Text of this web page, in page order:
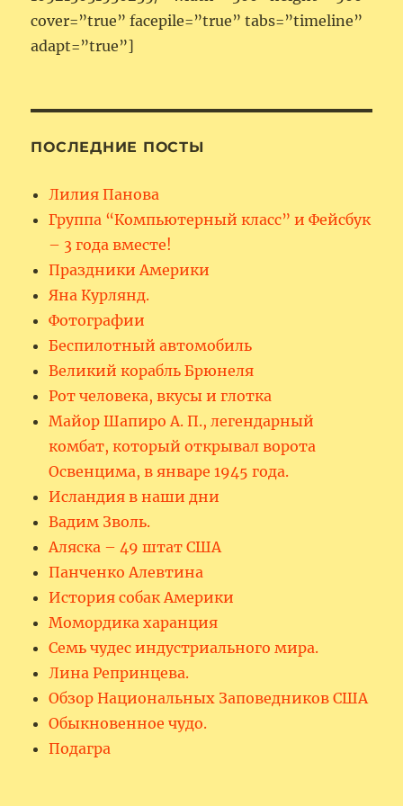
cover=”true” facepile=”true” tabs=”timeline”
adapt=”true”]
ПОСЛЕДНИЕ ПОСТЫ
Лилия Панова
Группа “Компьютерный класс” и Фейсбук
– 3 года вместе!
Праздники Америки
Яна Курлянд.
Фотографии
Беспилотный автомобиль
Великий корабль Брюнеля
Рот человека, вкусы и глотка
Майор Шапиро А. П., легендарный
комбат, который открывал ворота
Освенцима, в январе 1945 года.
Исландия в наши дни
Вадим Зволь.
Аляска – 49 штат США
Панченко Алевтина
История собак Америки
Момордика харанция
Семь чудес индустриального мира.
Лина Репринцева.
Обзор Национальных Заповедников США
Обыкновенное чудо.
Подагра